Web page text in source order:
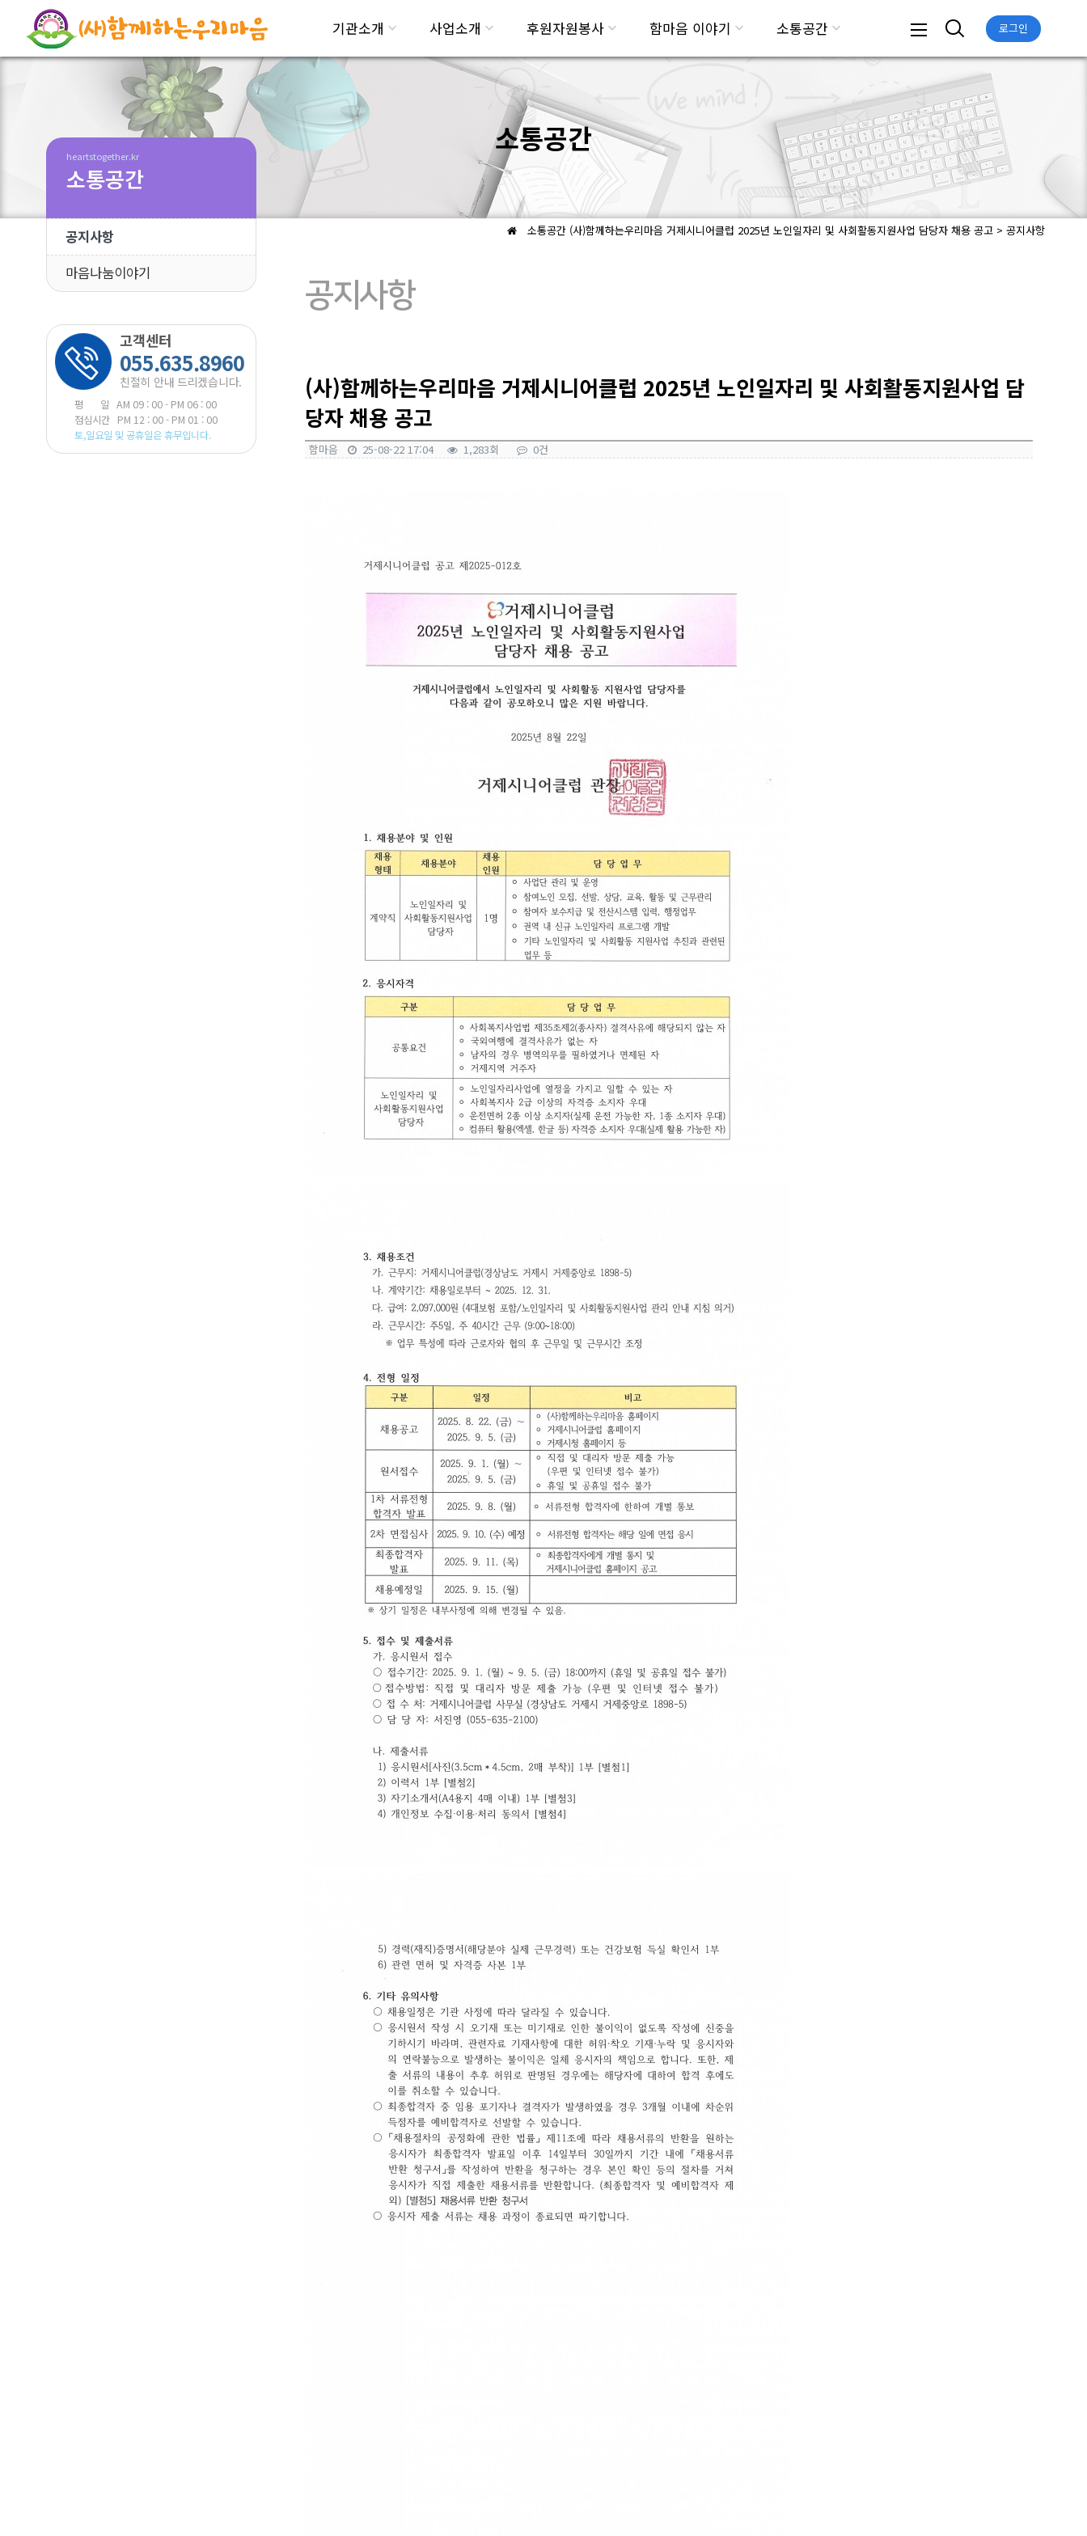
로그인
기관소개 사업소개 후원자원봉사 함마음 이야기 소통공간
소통공간
heartstogether.kr
소통공간
공지사항
마음나눔이야기
고객센터
055.635.8960
친절히 안내 드리겠습니다.
평 일 AM 09 : 00 - PM 06 : 00
점심시간 PM 12 : 00 - PM 01 : 00
토,일요일 및 공휴일은 휴무입니다.
소통공간 (사)함께하는우리마음 거제시니어클럽 2025년 노인일자리 및 사회활동지원사업 담당자 채용 공고 > 공지사항
공지사항
(사)함께하는우리마음 거제시니어클럽 2025년 노인일자리 및 사회활동지원사업 담
당자 채용 공고
함마음 25-08-22 17:04 1,283회 0건